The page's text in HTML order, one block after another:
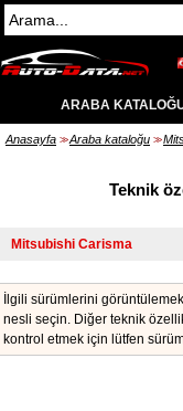
ARABA
Anasayfa >> Araba kataloğu >>
Teknik
İlgili sürümlerini
nesli seçin. Diğer teknik
kontrol etmek için lütfen